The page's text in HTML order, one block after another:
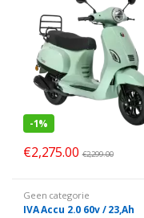
-1%
€2,275.00 €2,299.00
Geen categorie
IVA Accu 2.0 60v / 23,Ah